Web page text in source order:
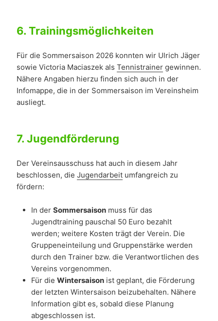
6.Trainingsmöglichkeiten
Für die Sommersaison 2026 konnten wir Ulrich Jäger
sowie Victoria Maciaszek alsTennistrainer gewinnen.
Nähere Angaben hierzu finden sich auch in der
Infomappe, die in der Sommersaison im Vereinsheim
ausliegt.
7.Jugendförderung
Der Vereinsausschuss hat auch in diesem Jahr
beschlossen, dieJugendarbeit umfangreich zu
fördern:
In derSommersaison muss für das
Jugendtraining pauschal 50 Euro bezahlt
werden; weitere Kosten trägt der Verein. Die
Gruppeneinteilung und Gruppenstärke werden
durch den Trainer bzw. die Verantwortlichen des
Vereins vorgenommen.
Für dieWintersaison ist geplant, die Förderung
der letzten Wintersaison beizubehalten. Nähere
Information gibt es, sobald diese Planung
abgeschlossen ist.